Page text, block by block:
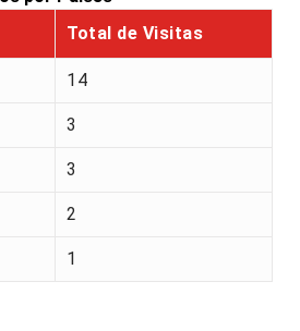
Total de Visitas
14
3
3
2
1